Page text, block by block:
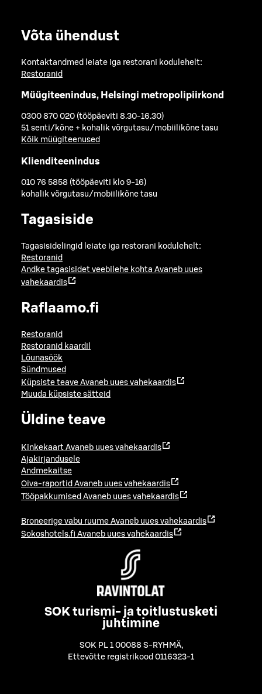
Võta ühendust
Kontaktandmed leiate iga restorani kodulehelt:
Restoranid
Müügiteenindus, Helsingi metropolipiirkond
0300 870 020 (tööpäeviti 8.30-16.30)
51 senti/kõne + kohalik võrgutasu/mobiilikõne tasu
Kõik müügiteenused
Klienditeenindus
010 76 5858 (tööpäeviti klo 9-16)
kohalik võrgutasu/mobiilikõne tasu
Tagasiside
Tagasisidelingid leiate iga restorani kodulehelt:
Restoranid
Andke tagasisidet veebilehe kohta Avaneb uues
vahekaardis
Raflaamo.fi
Restoranid
Restoranid kaardil
Lõunasöök
Sündmused
Küpsiste teave Avaneb uues vahekaardis
Muuda küpsiste sätteid
Üldine teave
Kinkekaart Avaneb uues vahekaardis
Ajakirjandusele
Andmekaitse
Oiva-raportid Avaneb uues vahekaardis
Tööpakkumised Avaneb uues vahekaardis
Broneerige vabu ruume Avaneb uues vahekaardis
Sokoshotels.fi Avaneb uues vahekaardis
SOK turismi- ja toitlustusketi
juhtimine
SOK PL 1 00088 S-RYHMÄ,
Ettevõtte registrikood 0116323-1